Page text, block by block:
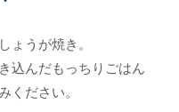
ょうが焼き。
込んだもっちりごはん
ください。